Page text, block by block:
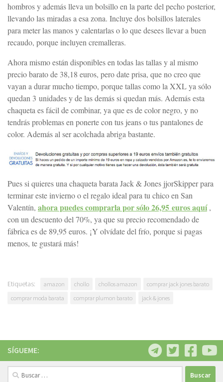
hombros y además lleva un bolsillo en la parte del pecho posterior,
llevando las miradas a esa zona. Incluye dos bolsillos laterales
para meter las manos y calentarlas o lo que desees llevar a buen
recaudo, porque incluyen cremalleras.
Ahora mismo están disponibles en todas las tallas y al mismo
precio barato de 38,18 euros, pero date prisa, que no creo que
vayan a durar mucho tiempo, porque tallas como la XXL ya sólo
quedan 3 unidades y de las demás si quedan más. Además esta
chaqueta es fácil de combinar, ya que es de color negro, y no
tendrás problemas en ponerte con tus jeans o tus pantalones de
color. Además al ser acolchada abriga bastante.
Pues si quieres una chaqueta barata Jack & Jones jjorSkipper para
terminar este invierno o el regalo ideal para tu chico en San
Valentín, ahora puedes comprarla por sólo 26,95 euros aquí,
con un descuento del 70%, ya que su precio recomendado de
fábrica es de 89,95 euros. ¡Y olvídate del frío, porque si pagas
menos, te gustará más!
Etiquetas: amazon chollo chollos amazon
comprar jack jones barato
comprar moda barata
comprar plumon barato jack & jones
SÍGUEME:
Buscar: